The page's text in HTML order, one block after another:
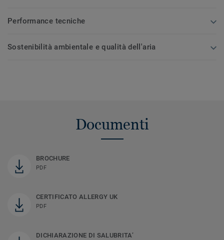
Performance tecniche
Sostenibilità ambientale e qualità dell'aria
Documenti
BROCHURE
PDF
CERTIFICATO ALLERGY UK
PDF
DICHIARAZIONE DI SALUBRITA’